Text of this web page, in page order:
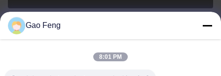
suli@sulidry.com
Gao Feng
8:01 PM